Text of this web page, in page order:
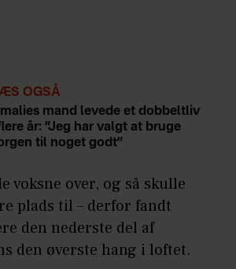
OGSÅ
mand levede et dobbeltliv
år: ”Jeg har valgt at bruge
til noget godt”
voksne over, og så skulle
plads til – derfor fandt
den nederste del af
den øverste hang i loftet.